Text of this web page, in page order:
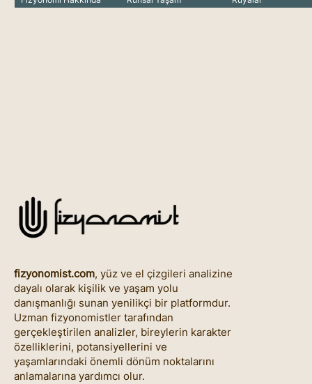
fizyonomist.com, yüz ve el çizgileri analizine
dayalı olarak kişilik ve yaşam yolu
danışmanlığı sunan yenilikçi bir platformdur.
Uzman fizyonomistler tarafından
gerçekleştirilen analizler, bireylerin karakter
özelliklerini, potansiyellerini ve
yaşamlarındaki önemli dönüm noktalarını
anlamalarına yardımcı olur.